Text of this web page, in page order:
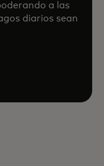
a las
diarios sean